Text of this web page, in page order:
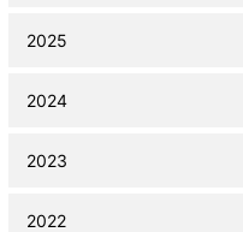
2025
2024
2023
2022